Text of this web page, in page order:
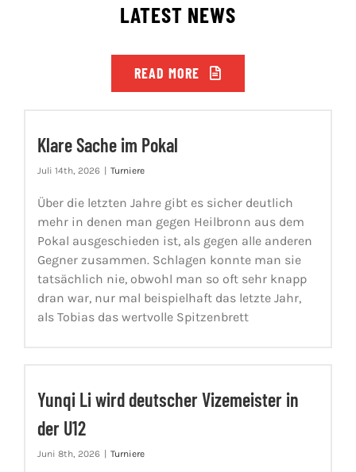
LATEST NEWS
READ MORE
Klare Sache im Pokal
Juli 14th, 2026 Turniere
Über die letzten Jahre gibt es sicher deutlich
mehr in denen man gegen Heilbronn aus dem
Pokal ausgeschieden ist, als gegen alle anderen
Gegner zusammen. Schlagen konnte man sie
tatsächlich nie, obwohl man so oft sehr knapp
dran war, nur mal beispielhaft das letzte Jahr,
als Tobias das wertvolle Spitzenbrett
Yunqi Li wird deutscher Vizemeister in
der U12
Juni 8th, 2026 Turniere